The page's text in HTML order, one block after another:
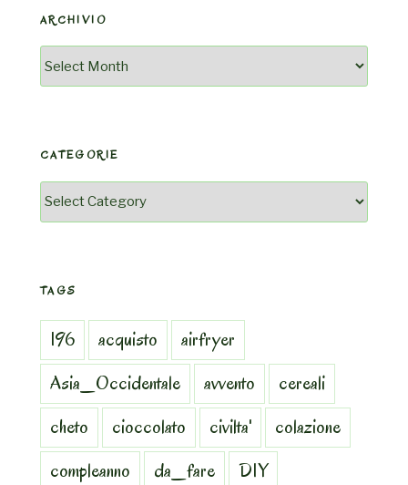
ARCHIVIO
Archivio
CATEGORIE
Categorie
TAGS
196 acquisto
airfryer
Asia_Occidentale
avvento
cereali
cheto
cioccolato civilta'
colazione
compleanno
da_fare
DIY